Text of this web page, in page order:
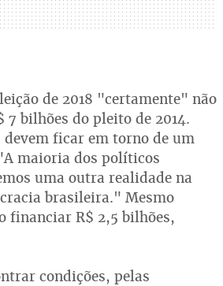
de 2018 "certamente" não
7 bilhões do pleito de 2014.
devem ficar em torno de um
maioria dos políticos
uma outra realidade na
brasileira." Mesmo
financiar R$ 2,5 bilhões,
condições, pelas